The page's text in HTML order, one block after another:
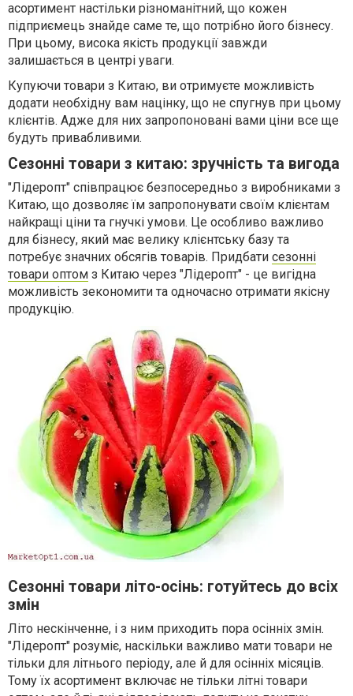
асортимент настільки різноманітний, що кожен
підприємець знайде саме те, що потрібно його бізнесу.
При цьому, висока якість продукції завжди
залишається в центрі уваги.
Купуючи товари з Китаю, ви отримуєте можливість
додати необхідну вам націнку, що не спугнув при цьому
клієнтів. Адже для них запропоновані вами ціни все ще
будуть привабливими.
Сезонні товари з китаю: зручність та вигода
"Лідеропт" співпрацює безпосередньо з виробниками з
Китаю, що дозволяє їм запропонувати своїм клієнтам
найкращі ціни та гнучкі умови. Це особливо важливо
для бізнесу, який має велику клієнтську базу та
потребує значних обсягів товарів. Придбати сезоннi
товари оптом з Китаю через "Лідеропт" - це вигідна
можливість зекономити та одночасно отримати якісну
продукцію.
Сезонні товари літо-осінь: готуйтесь до всіх
змін
Літо нескінченне, і з ним приходить пора осінніх змін.
"Лідеропт" розуміє, наскільки важливо мати товари не
тільки для літнього періоду, але й для осінніх місяців.
Тому їх асортимент включає не тільки літні товари